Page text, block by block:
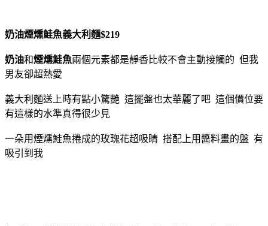
奶油煙燻鮭魚義大利麵$219
奶油和煙燻鮭魚兩個元素都是靜香比較不會主動接觸的 但我
男友卻超熱愛
義大利麵送上時有點小驚艷 這擺盤也太華麗了吧 這個價位要
有這樣的水準真得很少見
一朵用煙燻鮭魚捲成的玫瑰花超吸睛 搭配上用醬料畫的盤 有
吸引到我